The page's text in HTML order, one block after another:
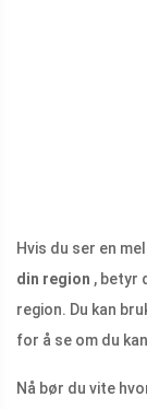
Hvis du ser en
din region , betyr
region. Du kan
for å se om du
Nå bør du vite